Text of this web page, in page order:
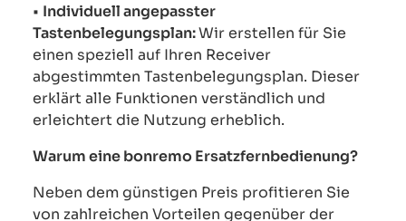
• Individuell angepasster
Tastenbelegungsplan:Wir erstellen für Sie
einen speziell auf Ihren Receiver
abgestimmten Tastenbelegungsplan. Dieser
erklärt alle Funktionen verständlich und
erleichtert die Nutzung erheblich.
Warum eine bonremo Ersatzfernbedienung?
Neben dem günstigen Preis profitieren Sie
von zahlreichen Vorteilen gegenüber der